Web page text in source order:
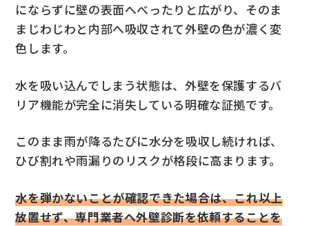
にならずに壁の表面へべったりと広がり、そのま
まじわじわと内部へ吸収されて外壁の色が濃く変
色します。
水を吸い込んでしまう状態は、外壁を保護するバ
リア機能が完全に消失している明確な証拠です。
このまま雨が降るたびに水分を吸収し続ければ、
ひび割れや雨漏りのリスクが格段に高まります。
水を弾かないことが確認できた場合は、これ以上
放置せず、専門業者へ外壁診断を依頼することを